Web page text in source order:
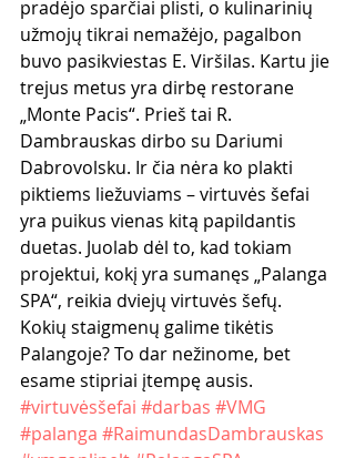
pradėjo sparčiai plisti, o kulinarinių
užmojų tikrai nemažėjo, pagalbon
buvo pasikviestas E. Viršilas. Kartu jie
trejus metus yra dirbę restorane
„Monte Pacis“. Prieš tai R.
Dambrauskas dirbo su Dariumi
Dabrovolsku. Ir čia nėra ko plakti
piktiems liežuviams – virtuvės šefai
yra puikus vienas kitą papildantis
duetas. Juolab dėl to, kad tokiam
projektui, kokį yra sumanęs „Palanga
SPA“, reikia dviejų virtuvės šefų.
Kokių staigmenų galime tikėtis
Palangoje? To dar nežinome, bet
esame stipriai įtempę ausis.
#virtuvėsšefai #darbas #VMG
#palanga #RaimundasDambrauskas